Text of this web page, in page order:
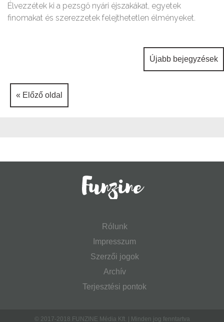
Élvezzétek ki a pezsgő nyári éjszakákat, egyetek
finomakat és szerezzetek felejthetetlen élményeket.
Újabb bejegyzések
« Előző oldal
Rólunk
Impresszum
Szerzői jogok
Archív
Terjesztési pontok
© 2017-2018 FUNZINE Média Kft. | Minden jog fenntartva